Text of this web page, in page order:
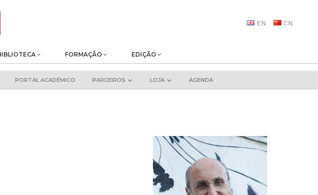
EN CN
FORMAÇÃO EDIÇÃO
PORTAL ACADÉMICO PARCEIROS LOJA AGENDA